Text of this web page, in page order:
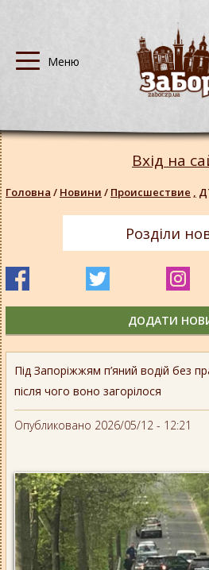
Під Запоріжжям п’яний водій без
після чого воно загорілося
Опубликовано 2026/05/12 - 12:21
Вхід на
Головна / Новини / Происшествие ,
Розділи
ДОДАТИ